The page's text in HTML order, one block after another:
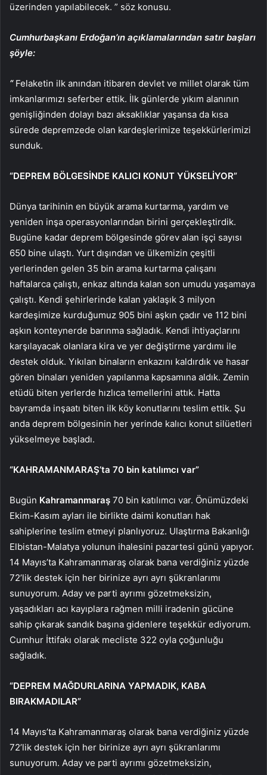
üzerinden yapılabilecek. ” söz konusu.
Cumhurbaşkanı Erdoğan’ın açıklamalarından satır başları
şöyle:
“Felaketin ilk anından itibaren devlet ve millet olarak tüm
imkanlarımızı seferber ettik. İlk günlerde yıkım alanının
genişliğinden dolayı bazı aksaklıklar yaşansa da kısa
sürede depremzede olan kardeşlerimize teşekkürlerimizi
sunduk.
“DEPREM BÖLGESİNDE KALICI KONUT YÜKSELİYOR”
Dünya tarihinin en büyük arama kurtarma, yardım ve
yeniden inşa operasyonlarından birini gerçekleştirdik.
Bugüne kadar deprem bölgesinde görev alan işçi sayısı
650 bine ulaştı. Yurt dışından ve ülkemizin çeşitli
yerlerinden gelen 35 bin arama kurtarma çalışanı
haftalarca çalıştı, enkaz altında kalan son umudu yaşamaya
çalıştı. Kendi şehirlerinde kalan yaklaşık 3 milyon
kardeşimize kurduğumuz 905 bini aşkın çadır ve 112 bini
aşkın konteynerde barınma sağladık. Kendi ihtiyaçlarını
karşılayacak olanlara kira ve yer değiştirme yardımı ile
destek olduk. Yıkılan binaların enkazını kaldırdık ve hasar
gören binaları yeniden yapılanma kapsamına aldık. Zemin
etüdü biten yerlerde hızlıca temellerini attık. Hatta
bayramda inşaatı biten ilk köy konutlarını teslim ettik. Şu
anda deprem bölgesinin her yerinde kalıcı konut silüetleri
yükselmeye başladı.
“KAHRAMANMARAŞ’ta 70 bin katılımcı var”
Bugün Kahramanmaraş 70 bin katılımcı var. Önümüzdeki
Ekim-Kasım ayları ile birlikte daimi konutları hak
sahiplerine teslim etmeyi planlıyoruz. Ulaştırma Bakanlığı
Elbistan-Malatya yolunun ihalesini pazartesi günü yapıyor.
14 Mayıs’ta Kahramanmaraş olarak bana verdiğiniz yüzde
72’lik destek için her birinize ayrı ayrı şükranlarımı
sunuyorum. Aday ve parti ayrımı gözetmeksizin,
yaşadıkları acı kayıplara rağmen milli iradenin gücüne
sahip çıkarak sandık başına gidenlere teşekkür ediyorum.
Cumhur İttifakı olarak mecliste 322 oyla çoğunluğu
sağladık.
“DEPREM MAĞDURLARINA YAPMADIK, KABA
BIRAKMADILAR”
14 Mayıs’ta Kahramanmaraş olarak bana verdiğiniz yüzde
72’lik destek için her birinize ayrı ayrı şükranlarımı
sunuyorum. Aday ve parti ayrımı gözetmeksizin,